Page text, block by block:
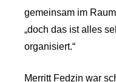
gemeinsam im
„doch das ist alles
organisiert.“
Merritt Fedzin war